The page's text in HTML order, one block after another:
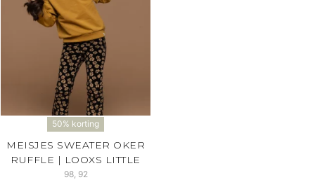
50% korting
MEISJES SWEATER OKER
RUFFLE | LOOXS LITTLE
98, 92